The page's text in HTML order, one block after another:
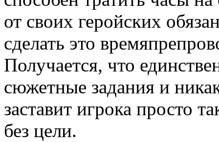
от своих геройских
сделать это
Получается, что
сюжетные задания и
заставит игрока просто
без цели.